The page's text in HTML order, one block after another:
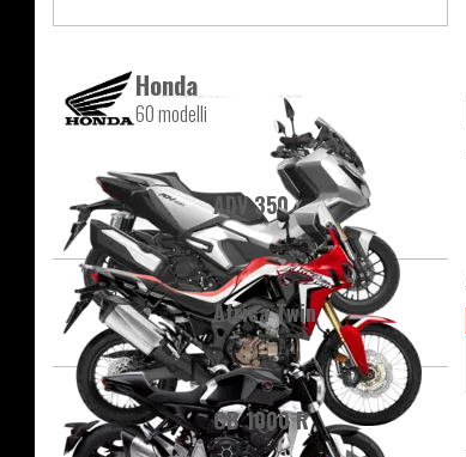
Honda
60 modelli
ADV 350
Africa Twin
CB 1000 R